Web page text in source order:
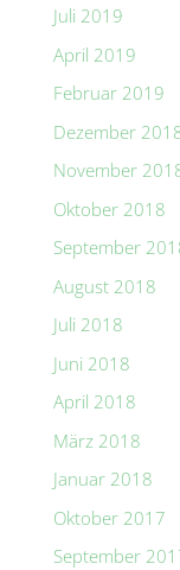
Juli 2019
April 2019
Februar 2019
Dezember
November
Oktober 2018
September
August 2018
Juli 2018
Juni 2018
April 2018
März 2018
Januar 2018
Oktober 2017
September